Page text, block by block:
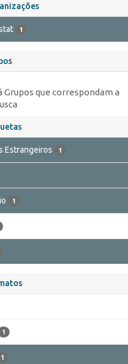
1
Grupos que correspondam a
Estrangeiros 1
1
1
1